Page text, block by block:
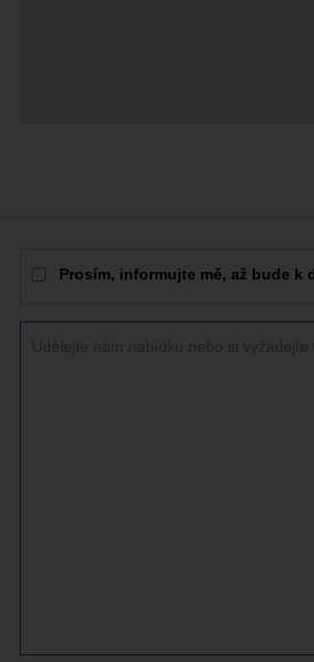
Prosím, informujte mě, až bude